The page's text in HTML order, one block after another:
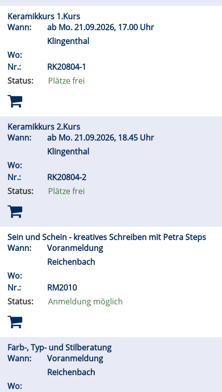
Keramikkurs 1.Kurs
Wann:
ab Mo.21.09.2026, 17.00 Uhr
Klingenthal
Wo:
Nr.:
RK20804-1
Status:
Plätze frei
Keramikkurs 2.Kurs
Wann:
ab Mo.21.09.2026, 18.45 Uhr
Klingenthal
Wo:
Nr.:
RK20804-2
Status:
Plätze frei
Sein und Schein - kreatives Schreiben mit Petra Steps
Wann:
Voranmeldung
Reichenbach
Wo:
Nr.:
RM2010
Status:
Anmeldung möglich
Farb-, Typ- und Stilberatung
Wann:
Voranmeldung
Reichenbach
Wo: